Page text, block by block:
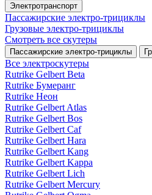
Электротранспорт
Пассажирские электро‑трициклы
Грузовые электро‑трициклы
Смотреть все скутеры
Пассажирские электро‑трициклы
Все электро­скутеры
Rutrike Gelbert Beta
Rutrike Бумеранг
Rutrike Неон
Rutrike Gelbert Atlas
Rutrike Gelbert Bos
Rutrike Gelbert Caf
Rutrike Gelbert Hara
Rutrike Gelbert Kang
Rutrike Gelbert Kappa
Rutrike Gelbert Lich
Rutrike Gelbert Mercury